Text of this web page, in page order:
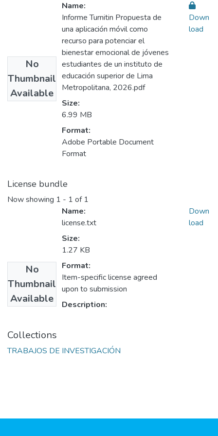
No
Thumbnail
Available
Name:
Informe Turnitin Propuesta de
una aplicación móvil como
recurso para potenciar el
bienestar emocional de jóvenes
estudiantes de un instituto de
educación superior de Lima
Metropolitana, 2026.pdf
Size:
6.99 MB
Format:
Adobe Portable Document
Format
Down
load
License bundle
Now showing 1 - 1 of 1
No
Thumbnail
Available
Name:
license.txt
Size:
1.27 KB
Format:
Item-specific license agreed
upon to submission
Description:
Down
load
Collections
TRABAJOS DE INVESTIGACIÓN